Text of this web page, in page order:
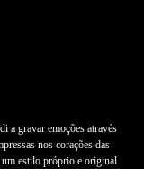
a gravar emoções através
nos corações das
um estilo próprio e original